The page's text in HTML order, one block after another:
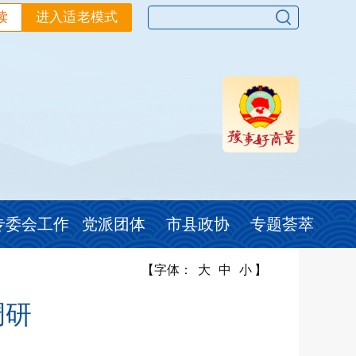
进入适老模式
委会工作 党派团体 市县政协 专题荟萃
【字体： 大 中 小 】